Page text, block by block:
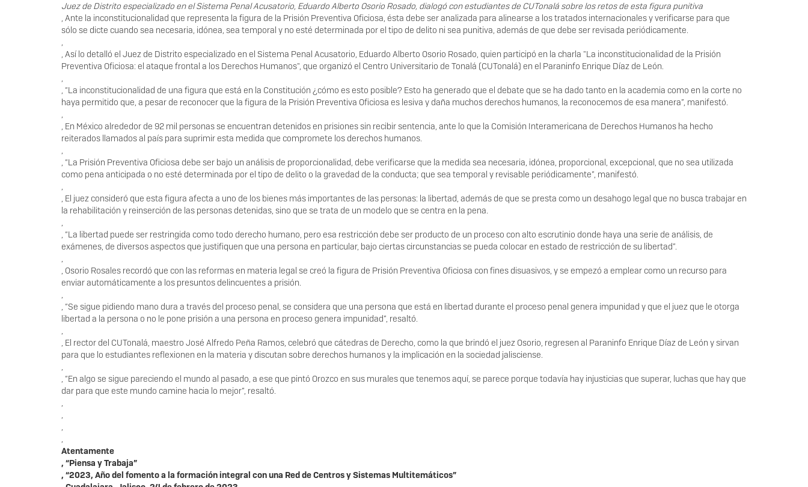
Juez de Distrito especializado en el Sistema Penal Acusatorio, Eduardo Alberto Osorio Rosado, dialogó con estudiantes de CUTonalá sobre los retos de esta figura punitiva
, Ante la inconstitucionalidad que representa la figura de la Prisión Preventiva Oficiosa, ésta debe ser analizada para alinearse a los tratados internacionales y verificarse para que
sólo se dicte cuando sea necesaria, idónea, sea temporal y no esté determinada por el tipo de delito ni sea punitiva, además de que debe ser revisada periódicamente.
,
, Así lo detalló el Juez de Distrito especializado en el Sistema Penal Acusatorio, Eduardo Alberto Osorio Rosado, quien participó en la charla "La inconstitucionalidad de la Prisión
Preventiva Oficiosa: el ataque frontal a los Derechos Humanos", que organizó el Centro Universitario de Tonalá (CUTonalá) en el Paraninfo Enrique Díaz de León.
,
, “La inconstitucionalidad de una figura que está en la Constitución ¿cómo es esto posible? Esto ha generado que el debate que se ha dado tanto en la academia como en la corte no
haya permitido que, a pesar de reconocer que la figura de la Prisión Preventiva Oficiosa es lesiva y daña muchos derechos humanos, la reconocemos de esa manera”, manifestó.
,
, En México alrededor de 92 mil personas se encuentran detenidos en prisiones sin recibir sentencia, ante lo que la Comisión Interamericana de Derechos Humanos ha hecho
reiterados llamados al país para suprimir esta medida que compromete los derechos humanos.
,
, “La Prisión Preventiva Oficiosa debe ser bajo un análisis de proporcionalidad, debe verificarse que la medida sea necesaria, idónea, proporcional, excepcional, que no sea utilizada
como pena anticipada o no esté determinada por el tipo de delito o la gravedad de la conducta; que sea temporal y revisable periódicamente”, manifestó.
,
, El juez consideró que esta figura afecta a uno de los bienes más importantes de las personas: la libertad, además de que se presta como un desahogo legal que no busca trabajar en
la rehabilitación y reinserción de las personas detenidas, sino que se trata de un modelo que se centra en la pena.
,
, “La libertad puede ser restringida como todo derecho humano, pero esa restricción debe ser producto de un proceso con alto escrutinio donde haya una serie de análisis, de
exámenes, de diversos aspectos que justifiquen que una persona en particular, bajo ciertas circunstancias se pueda colocar en estado de restricción de su libertad”.
,
, Osorio Rosales recordó que con las reformas en materia legal se creó la figura de Prisión Preventiva Oficiosa con fines disuasivos, y se empezó a emplear como un recurso para
enviar automáticamente a los presuntos delincuentes a prisión.
,
, “Se sigue pidiendo mano dura a través del proceso penal, se considera que una persona que está en libertad durante el proceso penal genera impunidad y que el juez que le otorga
libertad a la persona o no le pone prisión a una persona en proceso genera impunidad”, resaltó.
,
, El rector del CUTonalá, maestro José Alfredo Peña Ramos, celebró que cátedras de Derecho, como la que brindó el juez Osorio, regresen al Paraninfo Enrique Díaz de León y sirvan
para que lo estudiantes reflexionen en la materia y discutan sobre derechos humanos y la implicación en la sociedad jalisciense.
,
, “En algo se sigue pareciendo el mundo al pasado, a ese que pintó Orozco en sus murales que tenemos aquí, se parece porque todavía hay injusticias que superar, luchas que hay que
dar para que este mundo camine hacia lo mejor”, resaltó.
,
,
,
,
Atentamente
, “Piensa y Trabaja”
, “2023, Año del fomento a la formación integral con una Red de Centros y Sistemas Multitemáticos”